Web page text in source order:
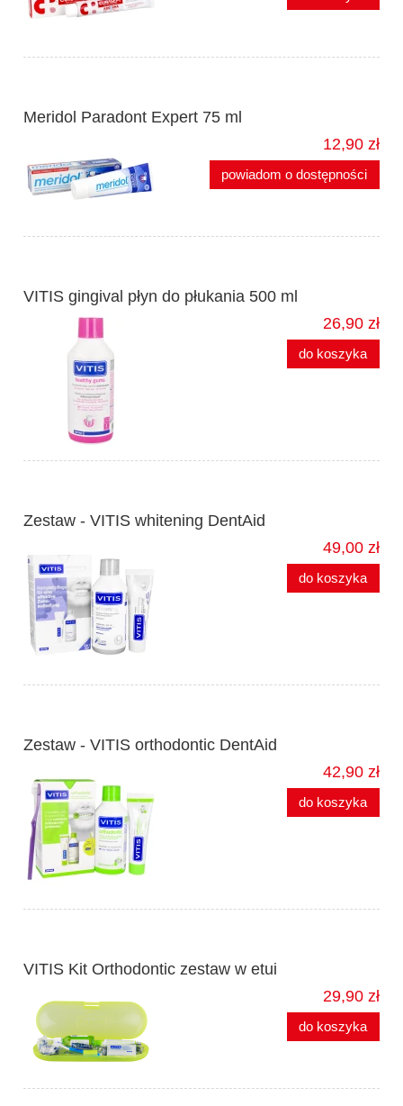
Meridol Paradont Expert 75 ml
12,90 zł
powiadom o dostępności
VITIS gingival płyn do płukania 500 ml
26,90 zł
do koszyka
Zestaw - VITIS whitening DentAid
49,00 zł
do koszyka
Zestaw - VITIS orthodontic DentAid
42,90 zł
do koszyka
VITIS Kit Orthodontic zestaw w etui
29,90 zł
do koszyka